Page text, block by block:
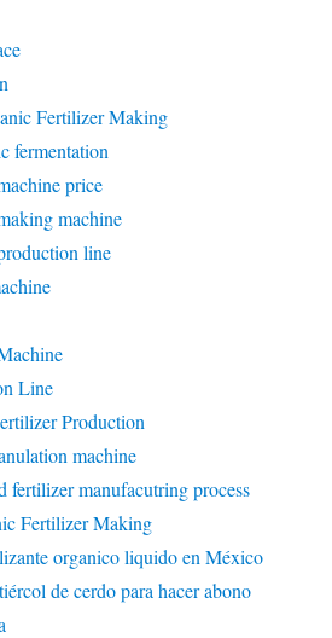
Fertilizer Making
fermentation
price
machine
line
Line
Production
machine
fertilizer manufacutring process
Fertilizer Making
organico liquido en México
de cerdo para hacer abono